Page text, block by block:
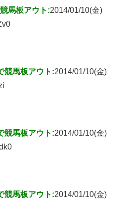
馬板アウト:2014/01/10(金)
競馬板アウト:2014/01/10(金)
競馬板アウト:2014/01/10(金)
競馬板アウト:2014/01/10(金)